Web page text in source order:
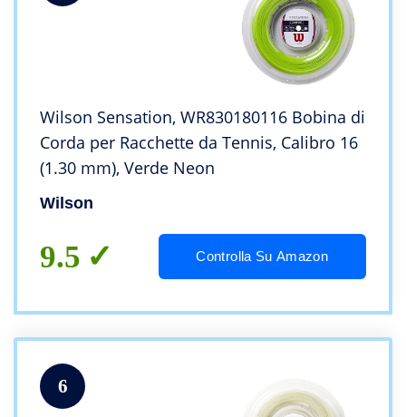
Wilson Sensation, WR830180116 Bobina di
Corda per Racchette da Tennis, Calibro 16
(1.30 mm), Verde Neon
Wilson
9.5 Controlla Su Amazon
6